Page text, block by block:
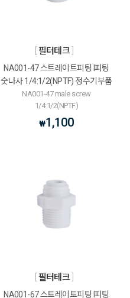
필터테크
NA001-47 스트레이트피팅 I피팅
숫나사 1/4:1/2(NPTF) 정수기부품
NA001-47 male screw
1/4:1/2(NPTF)
₩1,100
필터테크
NA001-67 스트레이트피팅 I피팅